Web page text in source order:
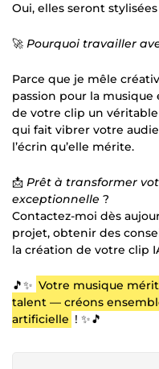
Oui, elles seront
🚀 Pourquoi travailler
Parce que je mêle
passion pour la musique
de votre clip un
qui fait vibrer votre
l’écrin qu’elle mérite.
📩 Prêt à transformer
exceptionnelle ?
Contactez-moi dès
projet, obtenir des
la création de votre clip
🎵✨ Votre musique
talent — créons
artificielle ! ✨🎵